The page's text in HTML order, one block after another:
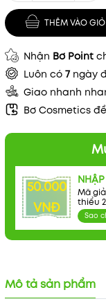
THÊM VÀO
Nhận Bơ Point
Luôn có 7 ngày
Giao nhanh
Bơ Cosmetics
50.000
VNĐ
Mã
thiểu
Sao
Mã khuyến mãi:
Mô tả sản phẩm